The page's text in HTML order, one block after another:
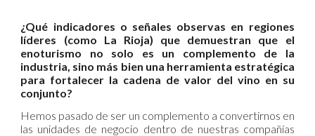
¿Qué indicadores o señales observas en regiones
líderes (como La Rioja) que demuestran que el
enoturismo no solo es un complemento de la
industria, sino más bien una herramienta estratégica
para fortalecer la cadena de valor del vino en su
conjunto?
Hemos pasado de ser un complemento a convertirnos en
las unidades de negocio dentro de nuestras compañías